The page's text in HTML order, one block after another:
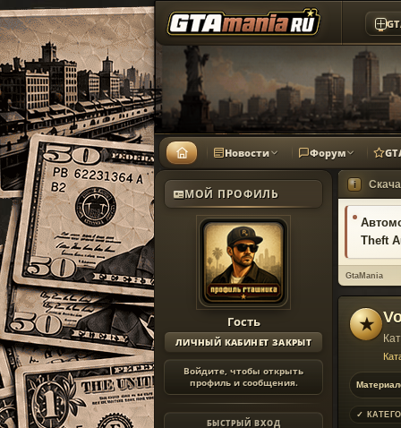
Новости Форум
МОЙ ПРОФИЛЬ
Гость
ЛИЧНЫЙ КАБИНЕТ ЗАКРЫТ
Войдите, чтобы открыть
профиль и сообщения.
БЫСТРЫЙ ВХОД
i
Theft
GtaMania
★
✓